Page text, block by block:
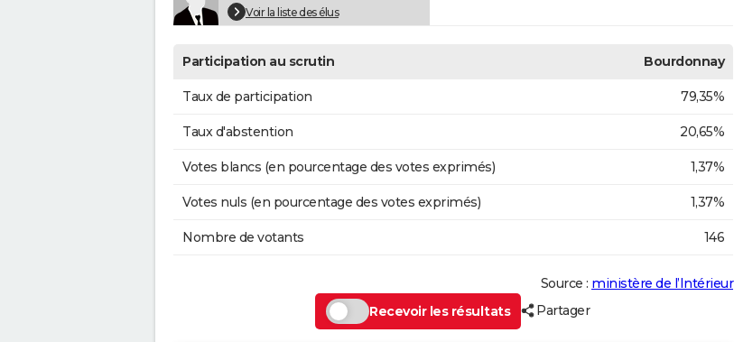
Voir la liste des élus
Participation au scrutin Bourdonnay
Taux de participation 79,35%
Taux d'abstention 20,65%
Votes blancs (en pourcentage des votes exprimés) 1,37%
Votes nuls (en pourcentage des votes exprimés) 1,37%
Nombre de votants 146
Source : ministère de l’Intérieur
Recevoir les résultats
Partager